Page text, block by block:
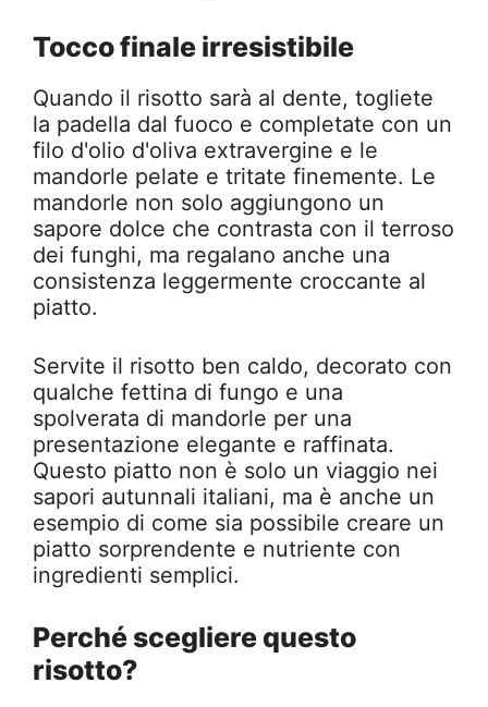
Tocco finale irresistibile
Quando il risotto sarà al dente, togliete
la padella dal fuoco e completate con un
filo d'olio d'oliva extravergine e le
mandorle pelate e tritate finemente. Le
mandorle non solo aggiungono un
sapore dolce che contrasta con il terroso
dei funghi, ma regalano anche una
consistenza leggermente croccante al
piatto.
Servite il risotto ben caldo, decorato con
qualche fettina di fungo e una
spolverata di mandorle per una
presentazione elegante e raffinata.
Questo piatto non è solo un viaggio nei
sapori autunnali italiani, ma è anche un
esempio di come sia possibile creare un
piatto sorprendente e nutriente con
ingredienti semplici.
Perché scegliere questo
risotto?